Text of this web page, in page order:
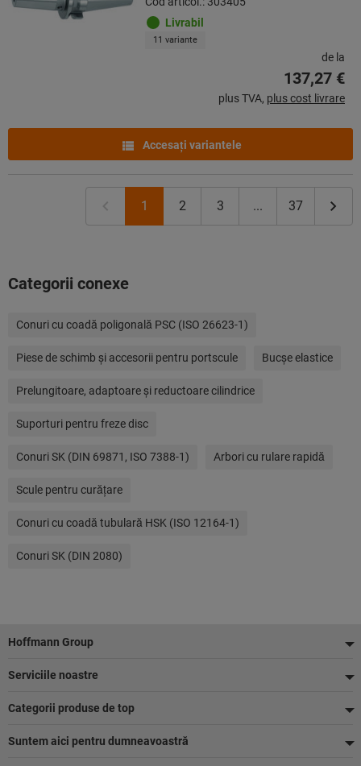
Livrabil
11 variante
de la
137,27 €
plus TVA, plus cost livrare
Accesaţi variantele
1 2 3 ... 37
Categorii conexe
Conuri cu coadă poligonală PSC (ISO 26623-1)
Piese de schimb şi accesorii pentru portscule Bucşe elastice
Prelungitoare, adaptoare și reductoare cilindrice
Suporturi pentru freze disc
Conuri SK (DIN 69871, ISO 7388-1) Arbori cu rulare rapidă
Scule pentru curăţare
Conuri cu coadă tubulară HSK (ISO 12164-1)
Conuri SK (DIN 2080)
Footer
Hoffmann Group
Serviciile noastre
Categorii produse de top
Suntem aici pentru dumneavoastră